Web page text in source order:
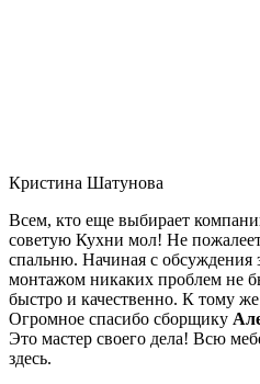
Кристина Шатунова
Всем, кто еще выбирает
советую Кухни мол! Не
спальню. Начиная с обсуждения
монтажом никаких проблем не
быстро и качественно. К тому
Огромное спасибо сборщику
Это мастер своего дела! Всю
здесь.